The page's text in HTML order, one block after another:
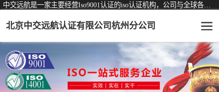
北京中交远航认证有限公司杭州分公司
认证服务 可从事认证业务一览表
ISO9001质量管理体系认证